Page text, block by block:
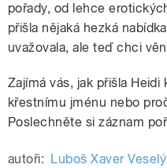
pořady, od lehce
přišla nějaká hezká
uvažovala, ale teď chci
Zajímá vás, jak přišla
křestnímu jménu nebo
Poslechněte si záznam
autoři: Luboš Xaver Veselý